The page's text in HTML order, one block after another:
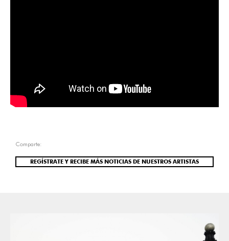
Comparte:
REGÍSTRATE Y RECIBE MÁS NOTICIAS DE NUESTROS ARTISTAS